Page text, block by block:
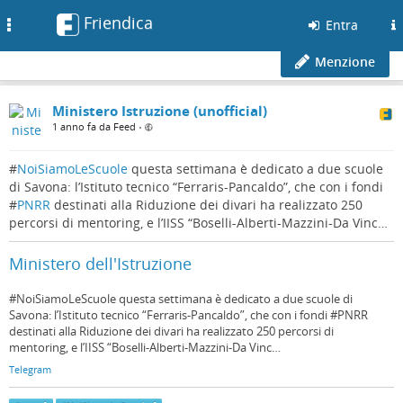
Friendica Entra
Menzione
Ministero Istruzione (unofficial)
1 anno fa da Feed •
#NoiSiamoLeScuole questa settimana è dedicato a due scuole
di Savona: l’Istituto tecnico “Ferraris-Pancaldo”, che con i fondi
#PNRR destinati alla Riduzione dei divari ha realizzato 250
percorsi di mentoring, e l’IISS “Boselli-Alberti-Mazzini-Da Vinc…
Ministero dell'Istruzione
#NoiSiamoLeScuole questa settimana è dedicato a due scuole di
Savona: l’Istituto tecnico “Ferraris-Pancaldo”, che con i fondi #PNRR
destinati alla Riduzione dei divari ha realizzato 250 percorsi di
mentoring, e l’IISS “Boselli-Alberti-Mazzini-Da Vinc…
Telegram